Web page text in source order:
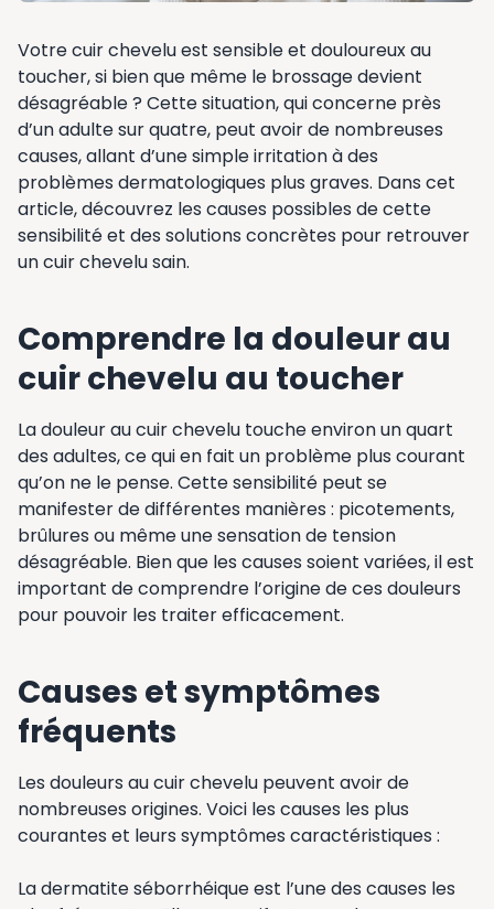
Votre cuir chevelu est sensible et douloureux au
toucher, si bien que même le brossage devient
désagréable ? Cette situation, qui concerne près
d’un adulte sur quatre, peut avoir de nombreuses
causes, allant d’une simple irritation à des
problèmes dermatologiques plus graves. Dans cet
article, découvrez les causes possibles de cette
sensibilité et des solutions concrètes pour retrouver
un cuir chevelu sain.
Comprendre la douleur au
cuir chevelu au toucher
La douleur au cuir chevelu touche environ un quart
des adultes, ce qui en fait un problème plus courant
qu’on ne le pense. Cette sensibilité peut se
manifester de différentes manières : picotements,
brûlures ou même une sensation de tension
désagréable. Bien que les causes soient variées, il est
important de comprendre l’origine de ces douleurs
pour pouvoir les traiter efficacement.
Causes et symptômes
fréquents
Les douleurs au cuir chevelu peuvent avoir de
nombreuses origines. Voici les causes les plus
courantes et leurs symptômes caractéristiques :
La dermatite séborrhéique est l’une des causes les